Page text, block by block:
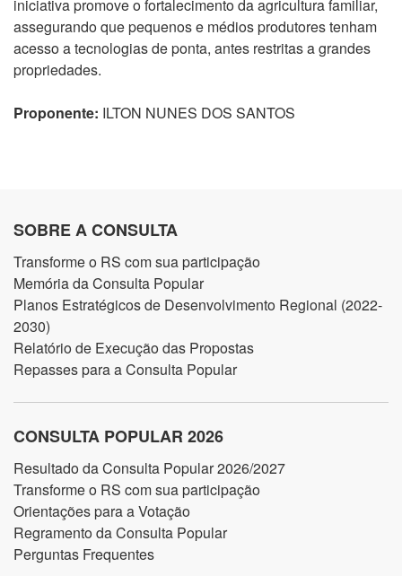
iniciativa promove o fortalecimento da agricultura familiar,
assegurando que pequenos e médios produtores tenham
acesso a tecnologias de ponta, antes restritas a grandes
propriedades.
Proponente: ILTON NUNES DOS SANTOS
SOBRE A CONSULTA
Transforme o RS com sua participação
Memória da Consulta Popular
Planos Estratégicos de Desenvolvimento Regional (2022-
2030)
Relatório de Execução das Propostas
Repasses para a Consulta Popular
CONSULTA POPULAR 2026
Resultado da Consulta Popular 2026/2027
Transforme o RS com sua participação
Orientações para a Votação
Regramento da Consulta Popular
Perguntas Frequentes